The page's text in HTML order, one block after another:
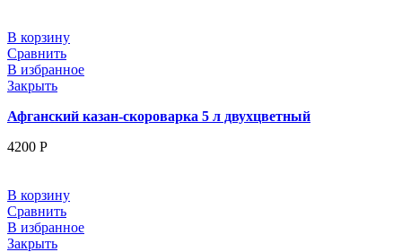
В корзину
Сравнить
В избранное
Закрыть
Афганский казан-скороварка 5 л двухцветный
4200 Р
В корзину
Сравнить
В избранное
Закрыть